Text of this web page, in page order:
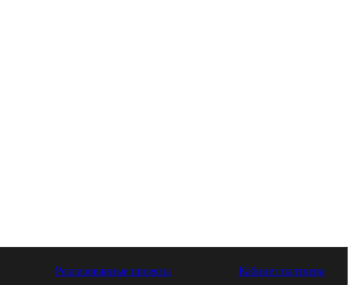
Реализованные проекты Кабинет партнера